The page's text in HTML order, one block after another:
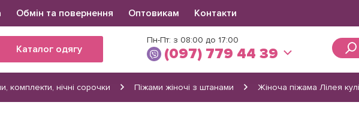
Обмін та повернення Оптовикам Контакти
Пн-Пт: з 08:00 до 17:00
(097) 779 44 39
Каталог одягу
комплекти, нічні сорочки Піжами жіночі з штанами Жіноча піжама Лілея